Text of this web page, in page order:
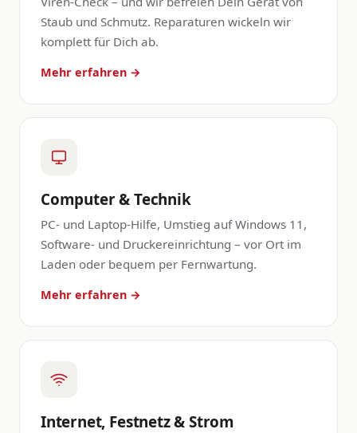
Staub und Schmutz. Reparaturen wickeln wir
komplett für Dich ab.
Mehr erfahren →
Computer & Technik
PC- und Laptop-Hilfe, Umstieg auf Windows 11,
Software- und Druckereinrichtung – vor Ort im
Laden oder bequem per Fernwartung.
Mehr erfahren →
Internet, Festnetz & Strom